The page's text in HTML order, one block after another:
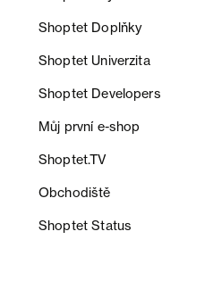
Shoptet Doplňky
Shoptet Univerzita
Shoptet Developers
Můj první e-shop
Shoptet.TV
Obchodiště
Shoptet Status